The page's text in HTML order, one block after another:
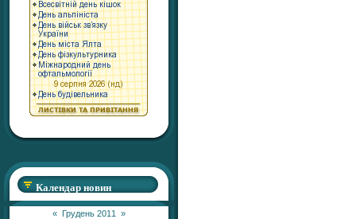
Календар новин
« Грудень 2011
»